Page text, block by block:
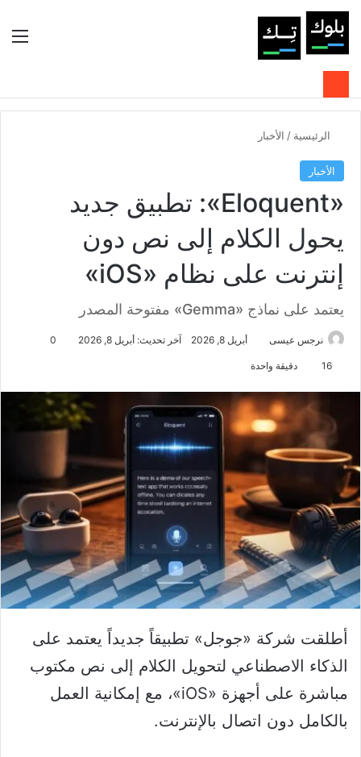
بحثالوضع
الرئيسية / الأخبار
الأخبار
«Eloquent»: تطبيق جديد
يحول الكلام إلى نص دون
إنترنت على نظام «iOS»
يعتمد على نماذج «Gemma» مفتوحة المصدر
نرجس عيسى أبريل 8, 2026 آخر تحديث: أبريل 8, 2026 0
16 دقيقة واحدة
أطلقت شركة «جوجل» تطبيقاً جديداً يعتمد على
الذكاء الاصطناعي لتحويل الكلام إلى نص مكتوب
مباشرة على أجهزة «iOS»، مع إمكانية العمل
بالكامل دون اتصال بالإنترنت.